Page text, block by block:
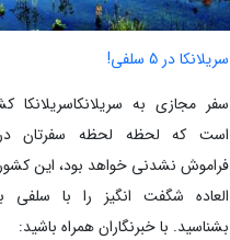
سریلانکا در 5 سلفی!
سفر مجازی به سریلانکاسریلانکا
است که لحظه لحظه سفرتان
فراموش نشدنی خواهد بود، این
العاده شگفت انگیز را با سلفی
بشناسید. با خبرنگاران همراه باشید: